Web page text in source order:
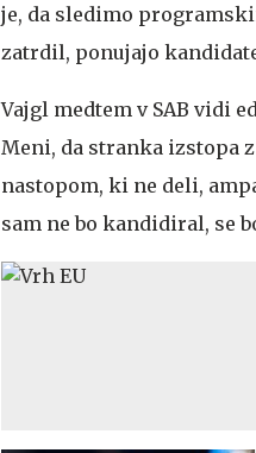
je, da sledimo
zatrdil, ponujajo
Vajgl medtem v SAB vidi
Meni, da stranka
nastopom, ki ne deli,
sam ne bo kandidiral, se